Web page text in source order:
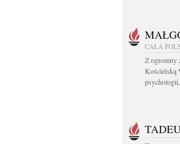
CAŁA
Z ogromny
Kościelską